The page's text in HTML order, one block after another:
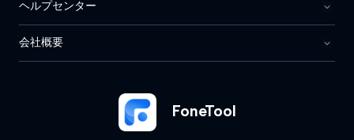
FoneTool
ヘルプセンター
会社概要